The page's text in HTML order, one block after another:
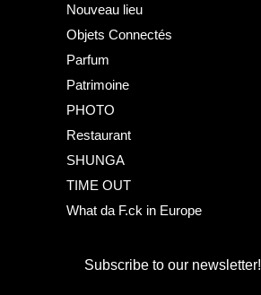
Nouveau lieu
Objets Connectés
Parfum
Patrimoine
PHOTO
Restaurant
SHUNGA
TIME OUT
What da F.ck in Europe
Subscribe to our newsletter!